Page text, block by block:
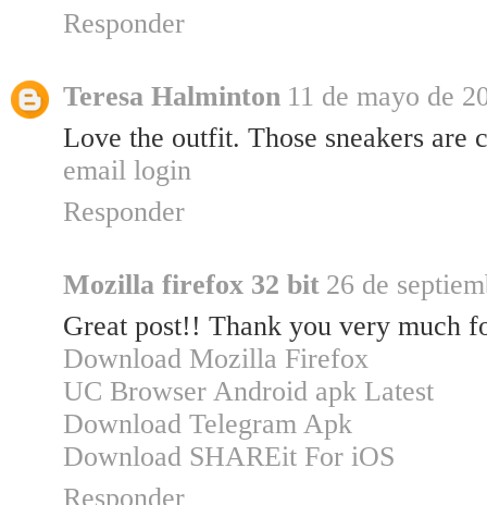
Responder
Teresa Halminton 11 de mayo de
Love the outfit. Those sneakers are
email login
Responder
Mozilla firefox 32 bit 26 de
Great post!! Thank you very much
Download Mozilla Firefox
UC Browser Android apk Latest
Download Telegram Apk
Download SHAREit For iOS
Responder